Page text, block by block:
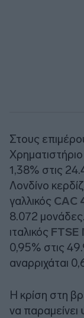
Στους
1,38% στις
Λονδίνο
γαλλικός CAC
8.072
ιταλικός FTSE
0,95% στις
αναρριχάται
Η κρίση στη
να παραμείνει